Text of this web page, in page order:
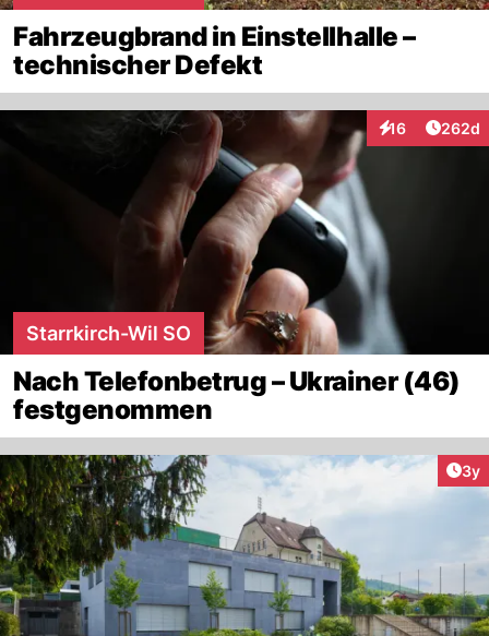
Fahrzeugbrand in Einstellhalle –
technischer Defekt
16
Interaktionen
262d
Starrkirch-Wil SO
Nach Telefonbetrug – Ukrainer (46)
festgenommen
3y